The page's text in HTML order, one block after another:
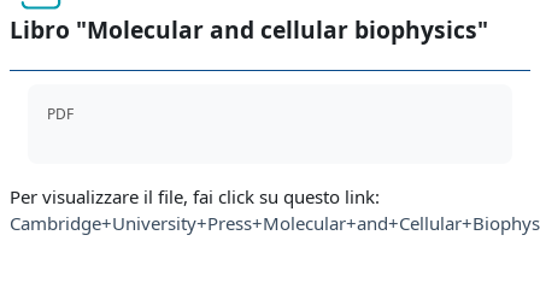
Libro "Molecular and cellular biophysics"
PDF
Per visualizzare il file, fai click su questo link: